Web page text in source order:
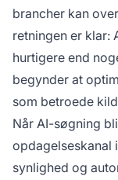
brancher kan
retningen er klar:
hurtigere end
begynder at
som betroede
Når AI-søgning
opdagelseskanal
synlighed og